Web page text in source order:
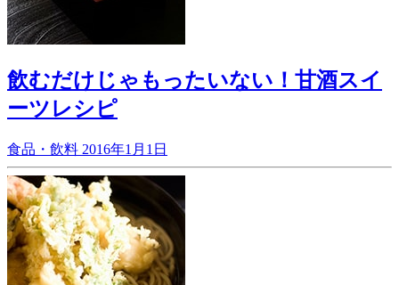
飲むだけじゃもったいない！甘酒スイ
ーツレシピ
食品・飲料 2016年1月1日